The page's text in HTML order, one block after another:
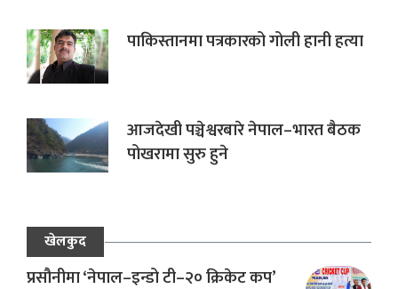
पाकिस्तानमा पत्रकारको गोली हानी हत्या
आजदेखी पञ्चेश्वरबारे नेपाल–भारत बैठक
पोखरामा सुरु हुने
खेलकुद
प्रसौनीमा ‘नेपाल–इन्डो टी–२० क्रिकेट कप’